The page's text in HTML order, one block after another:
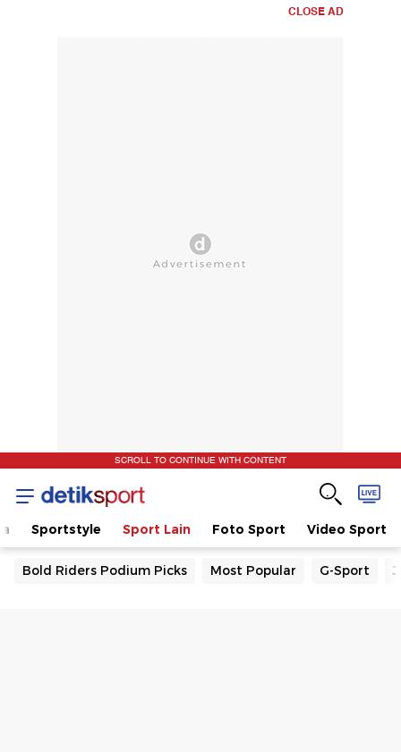
CLOSE AD
SCROLL TO CONTINUE WITH CONTENT
Sportstyle Sport Lain Foto Sport Video Sport
Bold Riders Podium Picks Most Popular G-Sport